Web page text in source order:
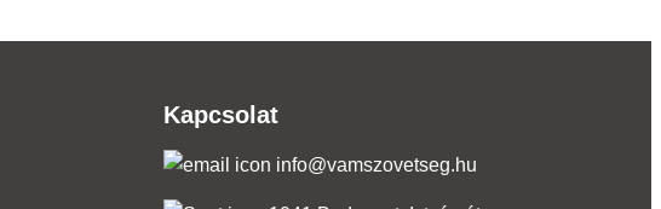
Kapcsolat
info@vamszovetseg.hu